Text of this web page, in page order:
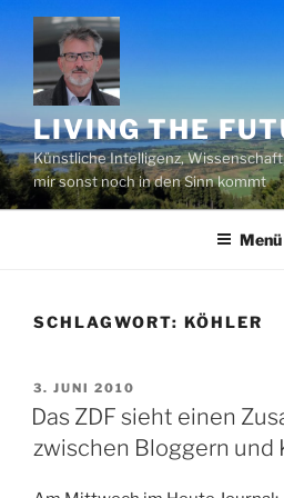
Zum
Inhalt
springen
LIVING THE
Künstliche Intelligenz,
mir sonst noch in den Sinn kommt
Menü
SCHLAGWORT: KÖHLER
VERÖFFENTLICHT
AM
3. JUNI 2010
Das ZDF sieht einen
zwischen Bloggern